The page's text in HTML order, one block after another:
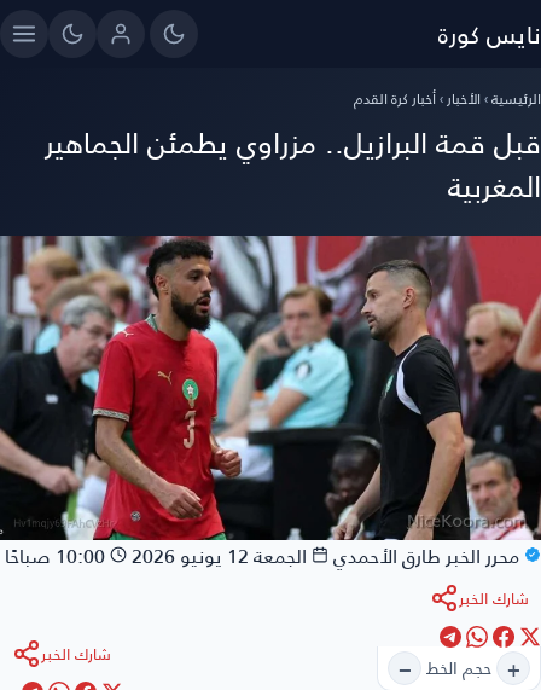
نايس كورة
الرئيسية›الأخبار›أخبار كرة القدم
قبل قمة البرازيل.. مزراوي يطمئن الجماهير
المغربية
محرر الخبرطارق الأحمدي الجمعة 12 يونيو 2026 10:00 صباحًا
شارك الخبر
+ حجم الخط − شارك الخبر